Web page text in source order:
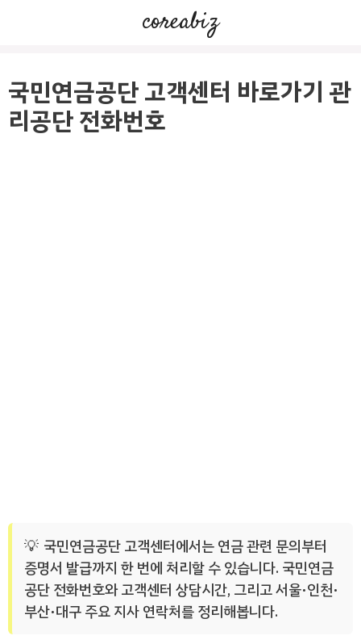
너
coreabiz
국민연금공단 고객센터 바로가기 관
리공단 전화번호
국민연금공단 고객센터에서는 연금 관련 문의부터
증명서 발급까지 한 번에 처리할 수 있습니다. 국민연금
공단 전화번호와 고객센터 상담시간, 그리고 서울·인천·
부산·대구 주요 지사 연락처를 정리해봅니다.